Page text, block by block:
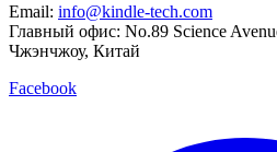
Email: info@kindle-tech.com
Главный офис: No.89 Science
Чжэнчжоу, Китай
Facebook